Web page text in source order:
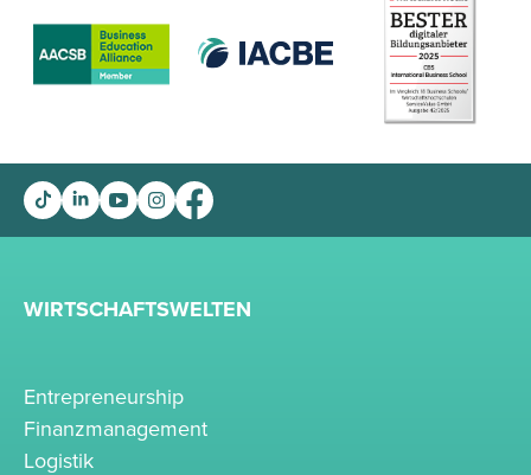
WIRTSCHAFTSWELTEN
Entrepreneurship
Finanzmanagement
Logistik